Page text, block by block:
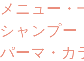
メニュー・
シャンプー
パーマ・カ